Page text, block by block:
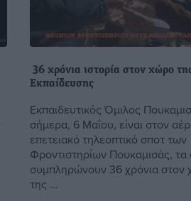
36 χρόνια ιστορία στον χώρο
Εκπαίδευσης
Εκπαιδευτικός Όμιλος
σήμερα, 6 Μαΐου, είναι στον
επετειακό τηλεοπτικό σποτ των
Φροντιστηρίων Πουκαμισάς, τα
συμπληρώνουν 36 χρόνια στον
της ...